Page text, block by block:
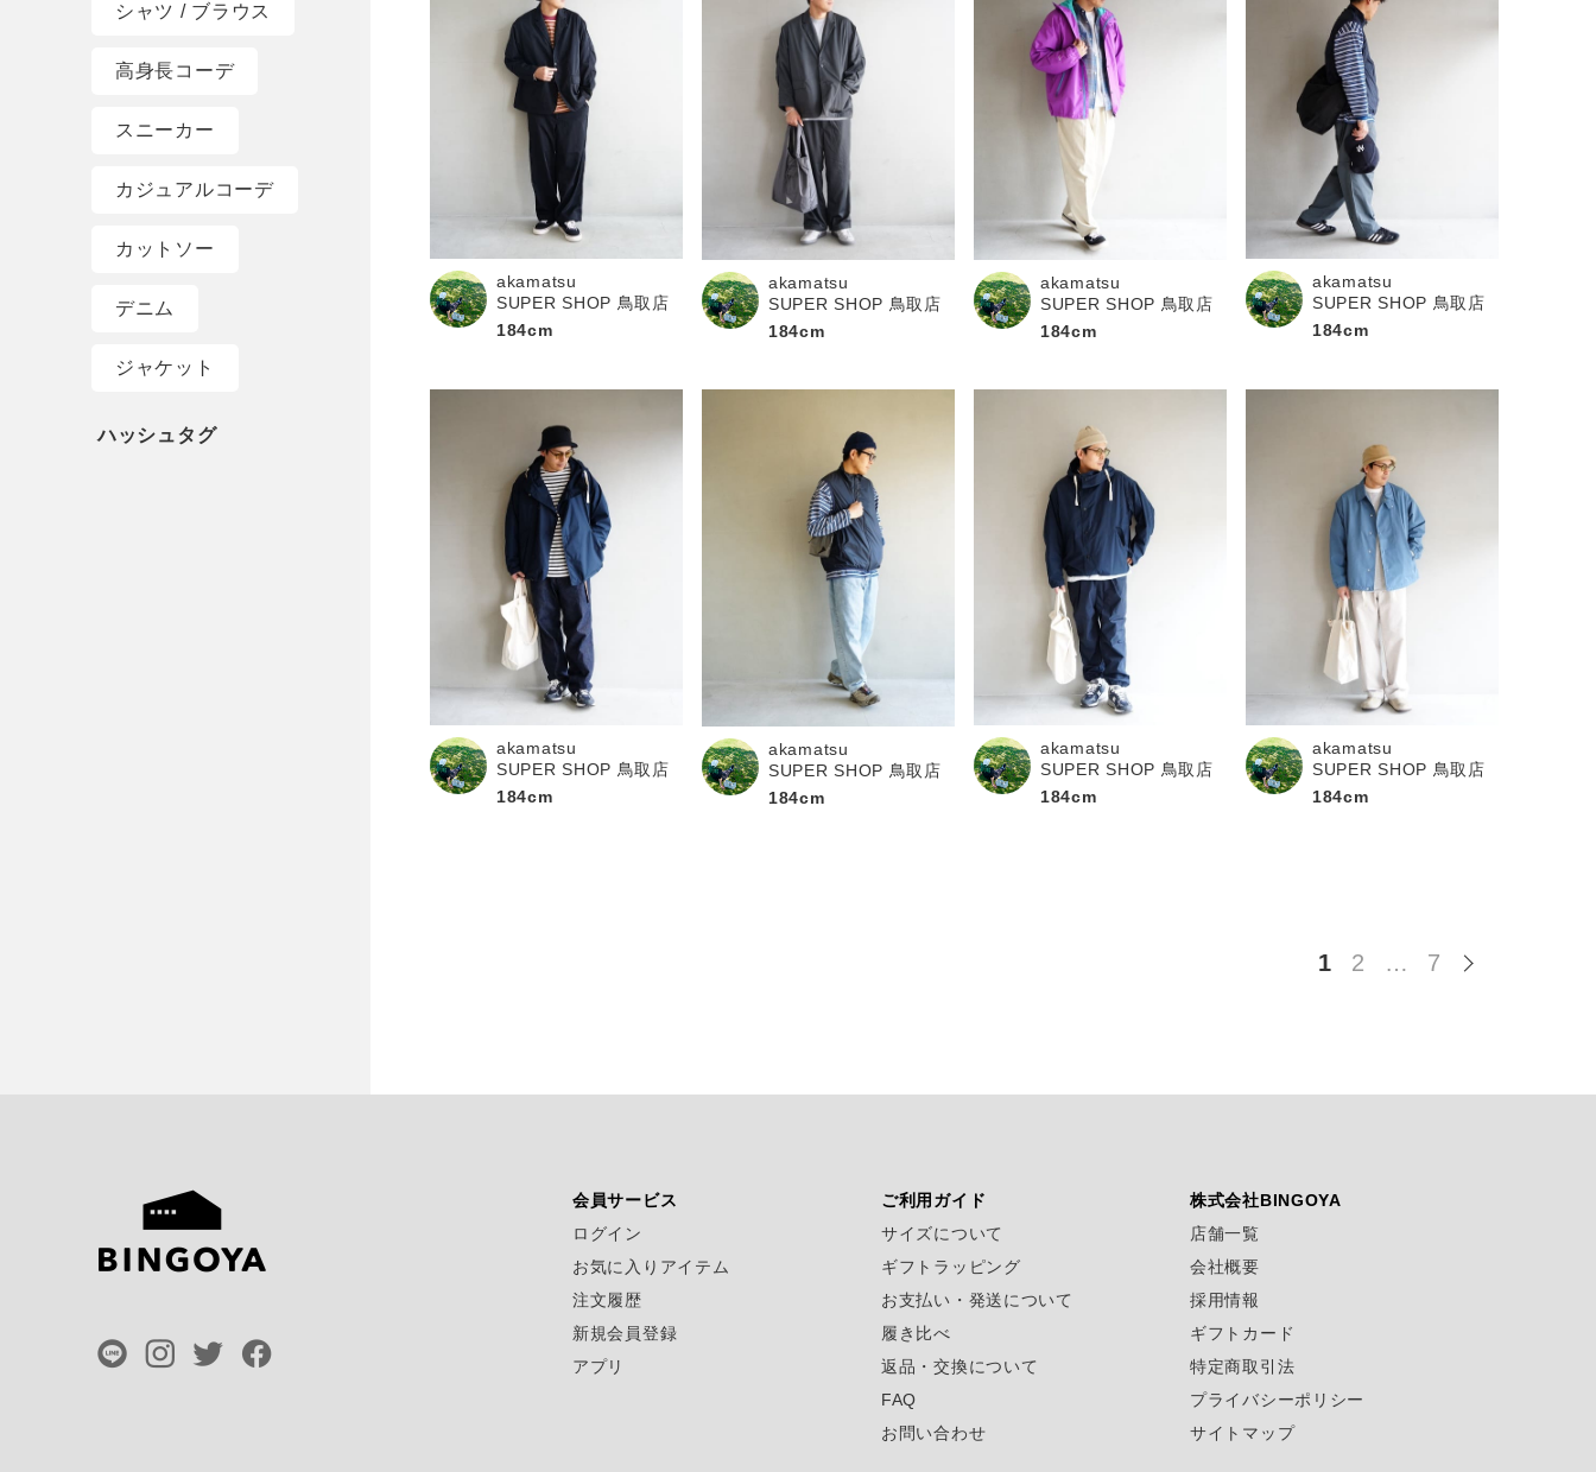
シャツ / ブラウス
高身長コーデ
スニーカー
カジュアルコーデ
カットソー
デニム
ジャケット
akamatsu
SUPER SHOP 鳥取店
184cm
akamatsu
SUPER SHOP 鳥取店
184cm
akamatsu
SUPER SHOP 鳥取店
184cm
akamatsu
SUPER SHOP 鳥取店
184cm
akamatsu
SUPER SHOP 鳥取店
184cm
akamatsu
SUPER SHOP 鳥取店
184cm
akamatsu
SUPER SHOP 鳥取店
184cm
akamatsu
SUPER SHOP 鳥取店
184cm
1 2 … 7
会員サービス
ログイン
お気に入りアイテム
注文履歴
新規会員登録
アプリ
ご利用ガイド
サイズについて
ギフトラッピング
お支払い・発送について
履き比べ
返品・交換について
FAQ
お問い合わせ
株式会社BINGOYA
店舗一覧
会社概要
採用情報
ギフトカード
特定商取引法
プライバシーポリシー
サイトマップ